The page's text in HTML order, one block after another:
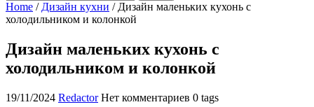
Home / Дизайн кухни / Дизайн маленьких кухонь с
холодильником и колонкой
Дизайн маленьких кухонь с
холодильником и колонкой
19/11/2024 Redactor Нет комментариев 0 tags